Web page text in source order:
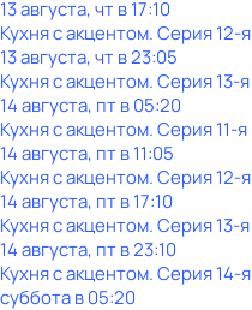
13 августа, чт в 17:10
Кухня с акцентом. Серия 12-я
13 августа, чт в 23:05
Кухня с акцентом. Серия 13-я
14 августа, пт в 05:20
Кухня с акцентом. Серия 11-я
14 августа, пт в 11:05
Кухня с акцентом. Серия 12-я
14 августа, пт в 17:10
Кухня с акцентом. Серия 13-я
14 августа, пт в 23:10
Кухня с акцентом. Серия 14-я
субботав05:20